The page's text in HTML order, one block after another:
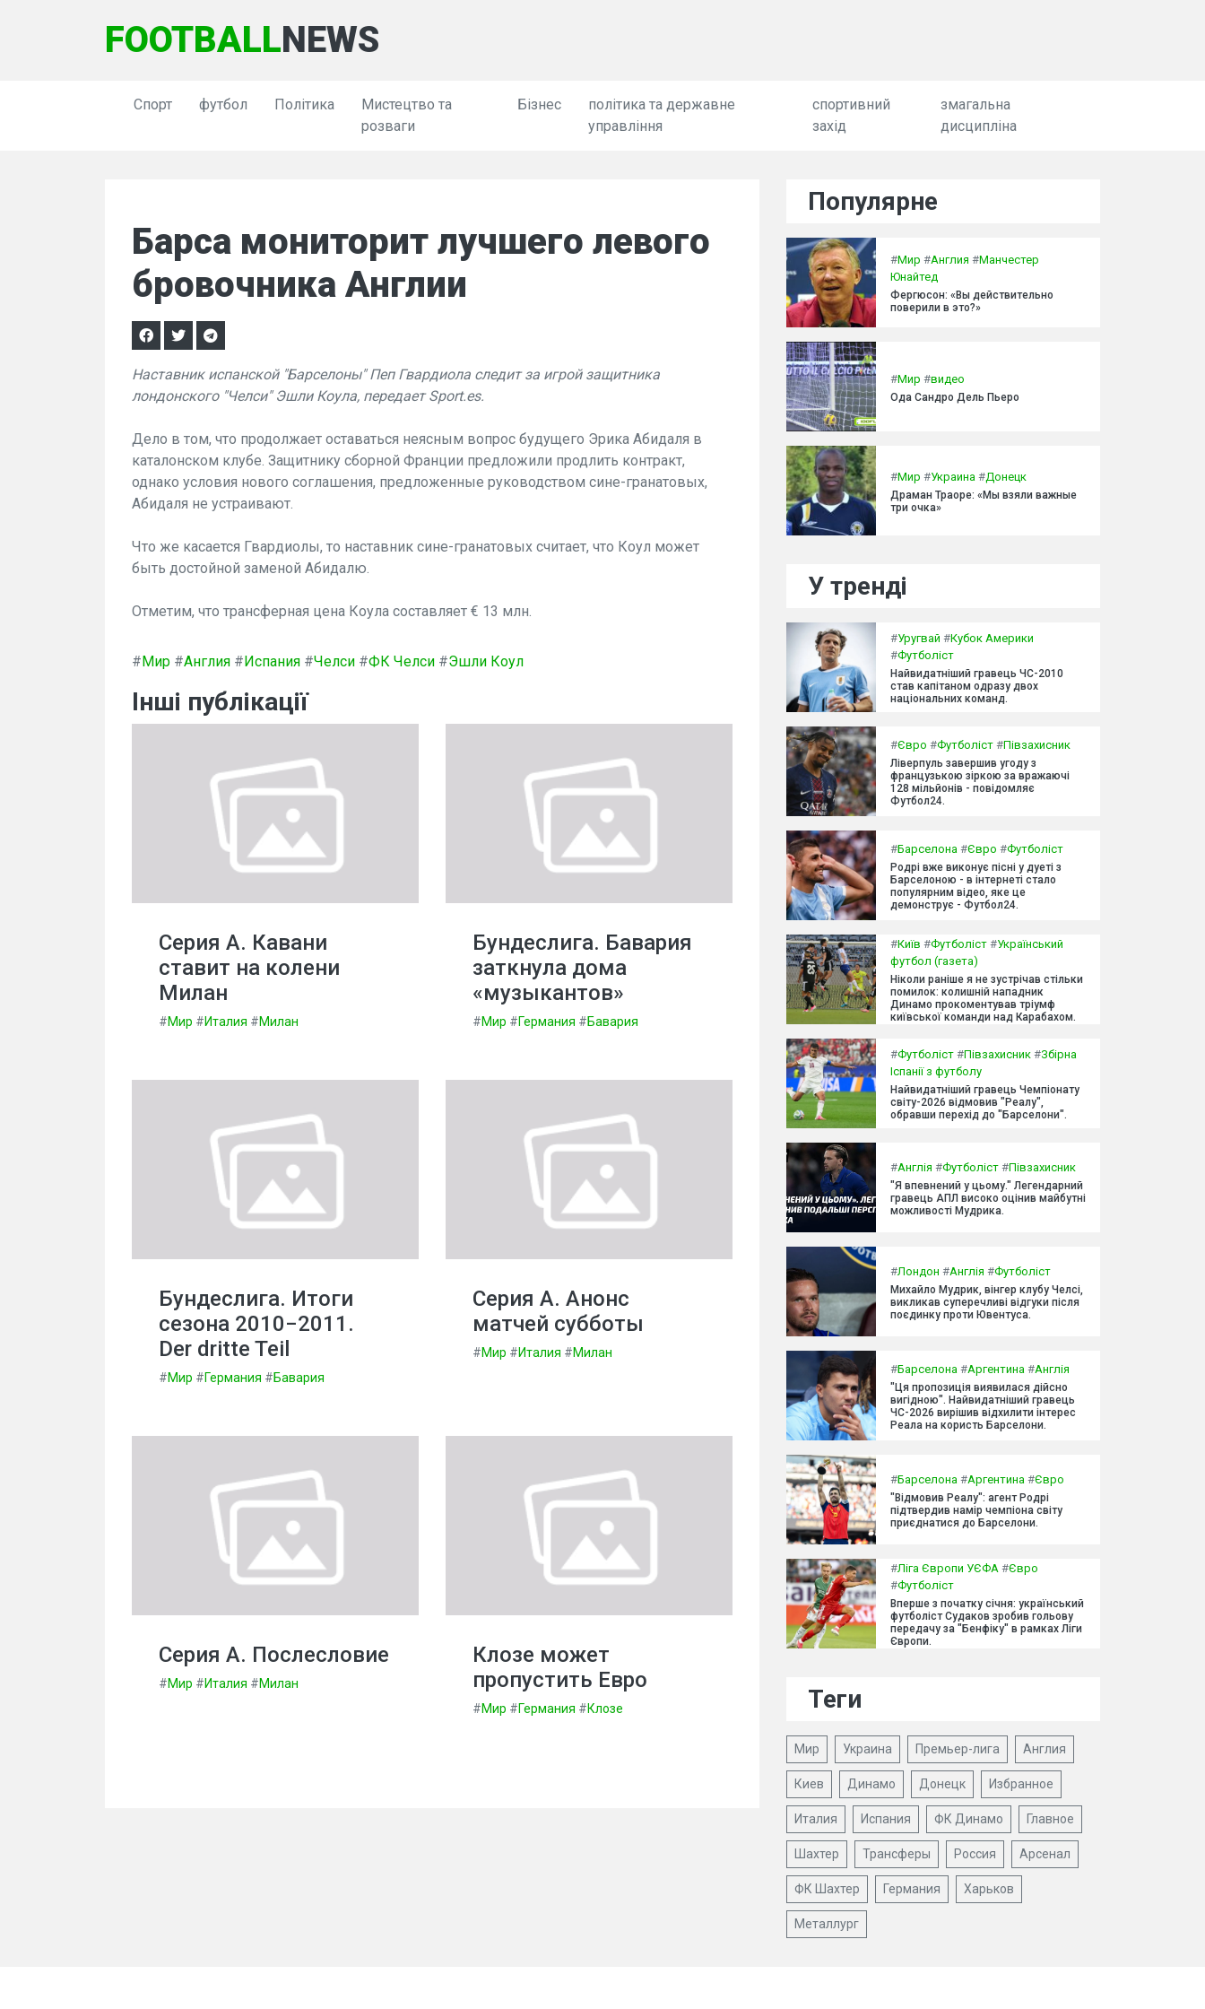
FOOTBALLNEWS
Спорт футбол Політика
Мистецтво та
розваги
Бізнес
політика та державне
управління
спортивний
захід
змагальна
дисципліна
Барса мониторит лучшего левого
бровочника Англии
Наставник испанской "Барселоны" Пеп Гвардиола следит за игрой защитника
лондонского "Челси" Эшли Коула, передает Sport.es.
Дело в том, что продолжает оставаться неясным вопрос будущего Эрика Абидаля в
каталонском клубе. Защитнику сборной Франции предложили продлить контракт,
однако условия нового соглашения, предложенные руководством сине-гранатовых,
Абидаля не устраивают.
Что же касается Гвардиолы, то наставник сине-гранатовых считает, что Коул может
быть достойной заменой Абидалю.
Отметим, что трансферная цена Коула составляет € 13 млн.
#Мир #Англия #Испания #Челси #ФК Челси #Эшли Коул
Інші публікації
Серия А. Кавани
ставит на колени
Милан
#Мир #Италия #Милан
Бундеслига. Бавария
заткнула дома
«музыкантов»
#Мир #Германия #Бавария
Бундеслига. Итоги
сезона 2010−2011.
Der dritte Teil
#Мир #Германия #Бавария
Серия А. Анонс
матчей субботы
#Мир #Италия #Милан
Серия А. Послесловие
#Мир #Италия #Милан
Клозе может
пропустить Евро
#Мир #Германия #Клозе
Популярне
#Мир #Англия #Манчестер
Юнайтед
Фергюсон: «Вы действительно
поверили в это?»
#Мир #видео
Ода Сандро Дель Пьеро
#Мир #Украина #Донецк
Драман Траоре: «Мы взяли важные
три очка»
У тренді
#Уругвай #Кубок Америки
#Футболіст
Найвидатніший гравець ЧС-2010
став капітаном одразу двох
національних команд.
#Євро #Футболіст #Півзахисник
Ліверпуль завершив угоду з
французькою зіркою за вражаючі
128 мільйонів - повідомляє
Футбол24.
#Барселона #Євро #Футболіст
Родрі вже виконує пісні у дуеті з
Барселоною - в інтернеті стало
популярним відео, яке це
демонструє - Футбол24.
#Київ #Футболіст #Український
футбол (газета)
Ніколи раніше я не зустрічав стільки
помилок: колишній нападник
Динамо прокоментував тріумф
київської команди над Карабахом.
#Футболіст #Півзахисник #Збірна
Іспанії з футболу
Найвидатніший гравець Чемпіонату
світу-2026 відмовив "Реалу",
обравши перехід до "Барселони".
#Англія #Футболіст #Півзахисник
"Я впевнений у цьому." Легендарний
гравець АПЛ високо оцінив майбутні
можливості Мудрика.
#Лондон #Англія #Футболіст
Михайло Мудрик, вінгер клубу Челсі,
викликав суперечливі відгуки після
поєдинку проти Ювентуса.
#Барселона #Аргентина #Англія
"Ця пропозиція виявилася дійсно
вигідною". Найвидатніший гравець
ЧС-2026 вирішив відхилити інтерес
Реала на користь Барселони.
#Барселона #Аргентина #Євро
"Відмовив Реалу": агент Родрі
підтвердив намір чемпіона світу
приєднатися до Барселони.
#Ліга Європи УЄФА #Євро
#Футболіст
Вперше з початку січня: український
футболіст Судаков зробив гольову
передачу за "Бенфіку" в рамках Ліги
Європи.
Теги
Мир Украина Премьер-лига Англия
Киев Динамо Донецк Избранное
Италия Испания ФК Динамо Главное
Шахтер Трансферы Россия Арсенал
ФК Шахтер Германия Харьков
Металлург